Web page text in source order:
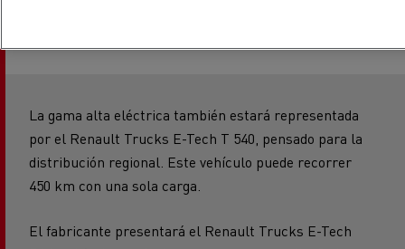
por el Renault Trucks E-Tech T 540, pensado para la
distribución regional. Este vehículo puede recorrer
450 km con una sola carga.
D14, vehículo particularmente compacto diseñado